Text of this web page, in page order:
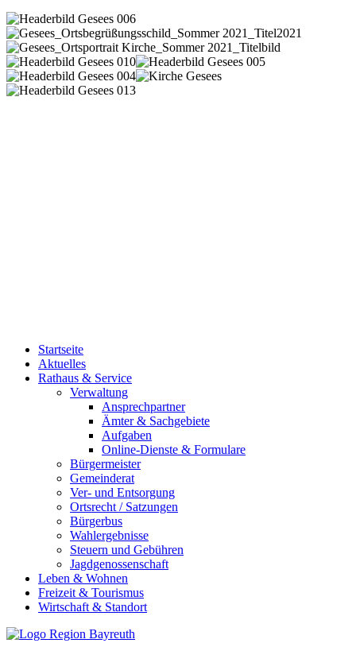
Startseite
Aktuelles
Rathaus & Service
Verwaltung
Ansprechpartner
Ämter & Sachgebiete
Aufgaben
Online-Dienste & Formulare
Bürgermeister
Gemeinderat
Ver- und Entsorgung
Ortsrecht / Satzungen
Bürgerbus
Wahlergebnisse
Steuern und Gebühren
Jagdgenossenschaft
Leben & Wohnen
Freizeit & Tourismus
Wirtschaft & Standort